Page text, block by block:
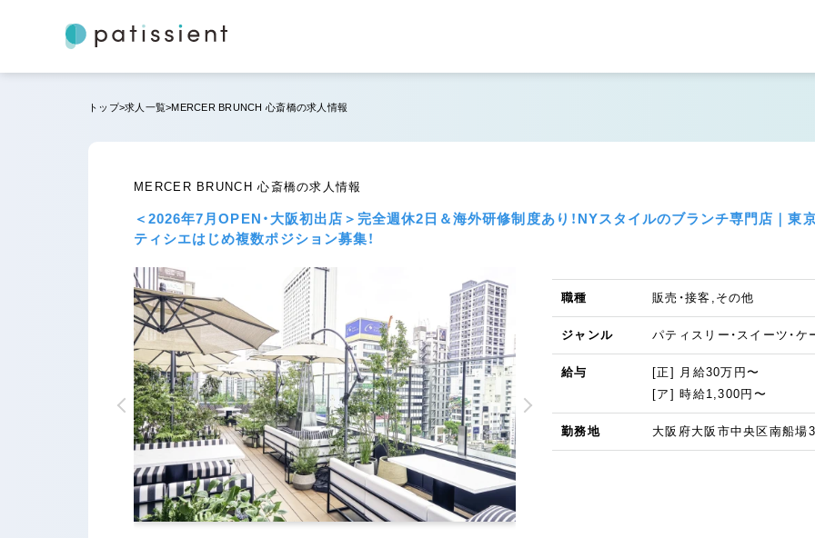
トップ 求人一覧 MERCER BRUNCH 心斎橋の求人情報
MERCER BRUNCH 心斎橋の求人情報
＜2026年7月OPEN・大阪初出店＞完全週休2日＆海外研修制度あり！NYスタイルのブランチ専門店｜
ティシエはじめ複数ポジション募集！
職種 販売・接客,その他
ジャンル パティスリー・スイーツ・ケ
給与
[正] 月給30万円〜
[ア] 時給1,300円〜
勤務地 大阪府大阪市中央区南船場